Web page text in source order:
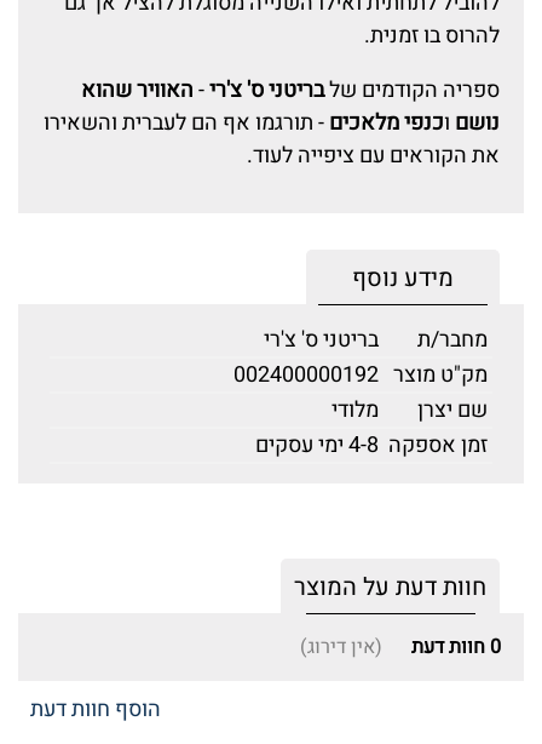
להרוס בו זמנית.
ספריה הקודמים שלבריטני ס' צ'רי-האוויר שהוא
נושם וכנפי מלאכים- תורגמו אף הם לעברית והשאירו
את הקוראים עם ציפייה לעוד.
מידע נוסף
מחבר/ת
בריטני ס' צ'רי
מק"ט מוצר 002400000192
שם יצרן
מלודי
זמן אספקה 4-8 ימי עסקים
חוות דעת על המוצר
0 חוות דעת (אין דירוג)
הוסף חוות דעת